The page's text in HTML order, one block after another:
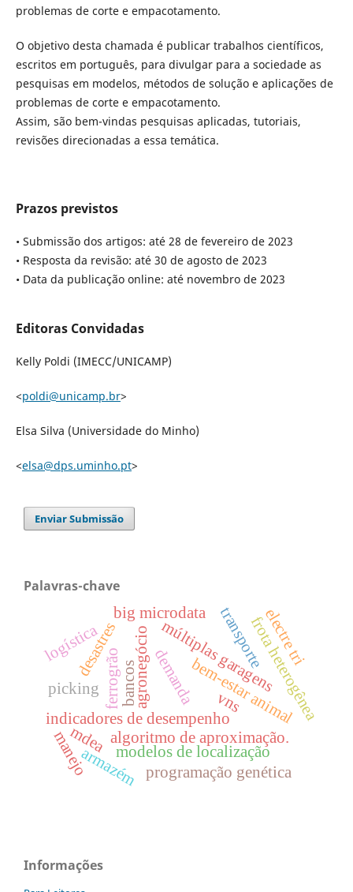
problemas de corte e empacotamento.
O objetivo desta chamada é publicar trabalhos científicos,
escritos em português, para divulgar para a sociedade as
pesquisas em modelos, métodos de solução e aplicações de
problemas de corte e empacotamento.
Assim, são bem-vindas pesquisas aplicadas, tutoriais,
revisões direcionadas a essa temática.
Prazos previstos
• Submissão dos artigos: até 28 de fevereiro de 2023
• Resposta da revisão: até 30 de agosto de 2023
• Data da publicação online: até novembro de 2023
Editoras Convidadas
Kelly Poldi (IMECC/UNICAMP)
<poldi@unicamp.br>
Elsa Silva (Universidade do Minho)
<elsa@dps.uminho.pt>
Enviar Submissão
Palavras-chave
indicadores de desempenho
agronegócio bem-estar animal
frota heterogênea
múltiplas garagens
demanda
big microdata
ferrogrão
desastres transporte
algoritmo de aproximação.
modelos de localização
electre tri
logística
armazém
manejo
bancos
programação genética
vns
picking
mdea
Informações